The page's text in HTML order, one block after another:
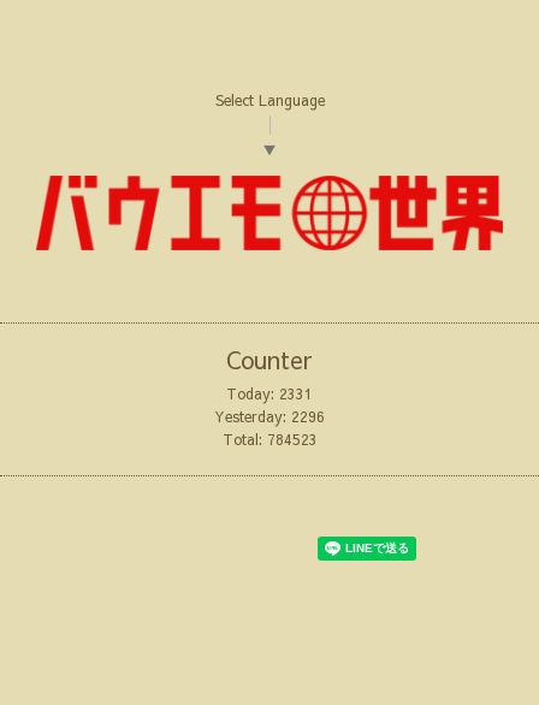
Select Language
▼
Counter
Today: 2331
Yesterday: 2296
Total: 784523